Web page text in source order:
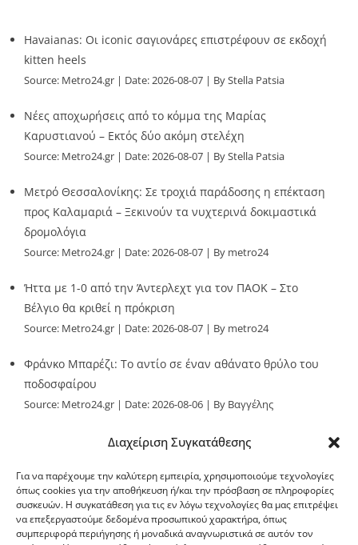
Διαχείριση Συγκατάθεσης
Για να παρέχουμε την καλύτερη εμπειρία, χρησιμοποιούμε τεχνολογίες
όπως cookies για την αποθήκευση ή/και την πρόσβαση σε πληροφορίες
συσκευών. Η συγκατάθεση για τις εν λόγω τεχνολογίες θα μας επιτρέψει
να επεξεργαστούμε δεδομένα προσωπικού χαρακτήρα, όπως
συμπεριφορά περιήγησης ή μοναδικά αναγνωριστικά σε αυτόν τον
Havaianas: Οι iconic σαγιονάρες επιστρέφουν σε εκδοχή
kitten heels
Source: Metro24.gr Date: 2026-08-07 By Stella Patsia
Νέες αποχωρήσεις από το κόμμα της Μαρίας
Καρυστιανού – Εκτός δύο ακόμη στελέχη
Source: Metro24.gr Date: 2026-08-07 By Stella Patsia
Μετρό Θεσσαλονίκης: Σε τροχιά παράδοσης η επέκταση
προς Καλαμαριά – Ξεκινούν τα νυχτερινά δοκιμαστικά
δρομολόγια
Source: Metro24.gr Date: 2026-08-07 By metro24
Ήττα με 1-0 από την Άντερλεχτ για τον ΠΑΟΚ – Στο
Βέλγιο θα κριθεί η πρόκριση
Source: Metro24.gr Date: 2026-08-07 By metro24
Φράνκο Μπαρέζι: Το αντίο σε έναν αθάνατο θρύλο του
ποδοσφαίρου
Source: Metro24.gr Date: 2026-08-06
By Βαγγέλης
G-point.gr